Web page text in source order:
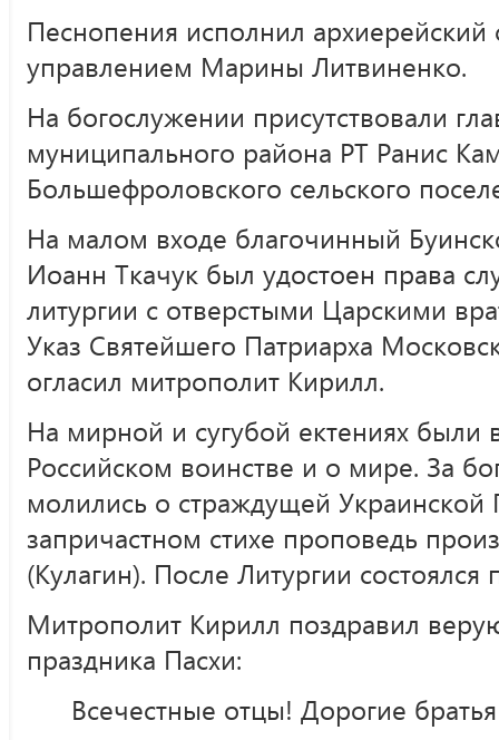
Песнопения исполнил
управлением Марины Литвиненко.
На богослужении присутствовали
муниципального района РТ Ранис
Большефроловского сельского
На малом входе благочинный
Иоанн Ткачук был удостоен права
литургии с отверстыми Царскими
Указ Святейшего Патриарха
огласил митрополит Кирилл.
На мирной и сугубой ектениях были
Российском воинстве и о мире. За
молились о страждущей
запричастном стихе проповедь
(Кулагин). После Литургии
Митрополит Кирилл поздравил
праздника Пасхи:
Всечестные отцы! Дорогие